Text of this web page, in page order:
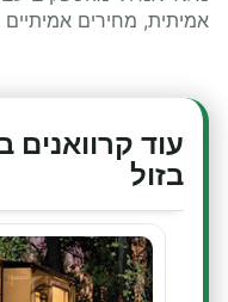
אמיתית, מחירים אמיתיים
עוד קרוואנים
בזול